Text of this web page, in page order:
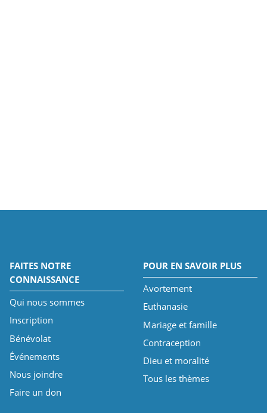
FAITES NOTRE
CONNAISSANCE
Qui nous sommes
Inscription
Bénévolat
Événements
Nous joindre
Faire un don
POUR EN SAVOIR PLUS
Avortement
Euthanasie
Mariage et famille
Contraception
Dieu et moralité
Tous les thèmes